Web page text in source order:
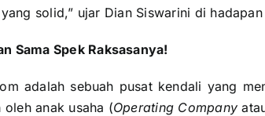
solid,” ujar Dian Siswarini di
Sama Spek Raksasanya!
adalah sebuah pusat kendali yang
anak usaha (Operating Company